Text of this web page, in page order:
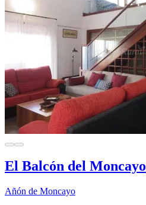
El Balcón del Moncayo
Añón de Moncayo